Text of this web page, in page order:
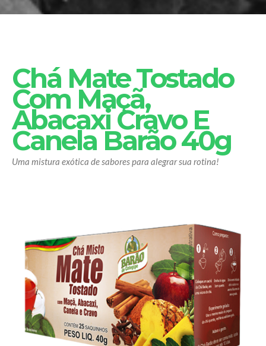
Chá Mate Tostado
Com Maçã,
Abacaxi Cravo E
Canela Barão 40g
Uma mistura exótica de sabores para alegrar sua rotina!